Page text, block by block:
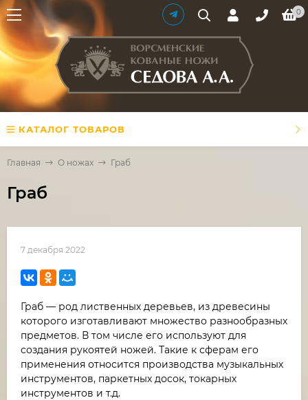
0
КАТАЛОГ ТОВАРОВ
Главная О ножах Граб
Граб
7 декабря 2022
Граб — род лиственных деревьев, из древесины
которого изготавливают множество разнообразных
предметов. В том числе его используют для
создания рукоятей ножей. Такие к сферам его
применения относится производства музыкальных
инструментов, паркетных досок, токарных
инструментов и т.д.